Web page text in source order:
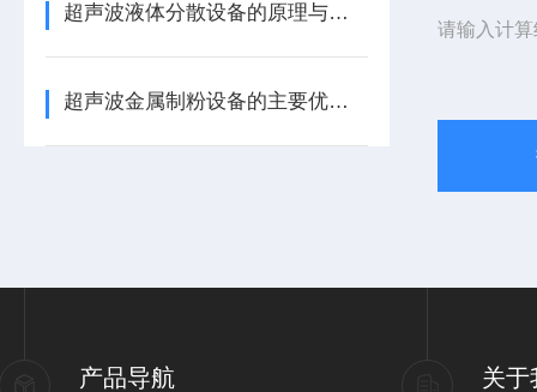
超声波液体分散设备的原理与应用解析
超声波金属制粉设备的主要优势体现在哪些方面
请输入计
产品导航 关于